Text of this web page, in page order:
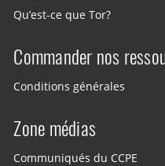
Qu’est-ce que Tor?
Commander nos
Conditions générales
Zone médias
Communiqués du CCPE